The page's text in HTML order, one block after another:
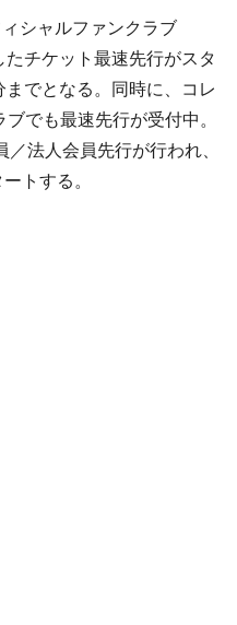
シャルファンクラブ
たチケット最速先行がスタ
でとなる。同時に、コレ
でも最速先行が受付中。
法人会員先行が行われ、
トする。